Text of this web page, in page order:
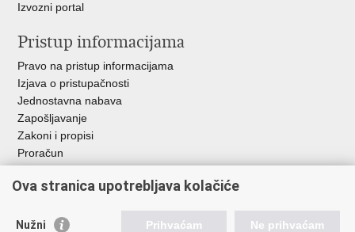
Izvozni portal
Pristup informacijama
Pravo na pristup informacijama
Izjava o pristupačnosti
Jednostavna nabava
Zapošljavanje
Zakoni i propisi
Proračun
RH
Važne poveznice
Ova stranica upotrebljava kolačiće
Nužni Prihvaćam Ne prihvaćam